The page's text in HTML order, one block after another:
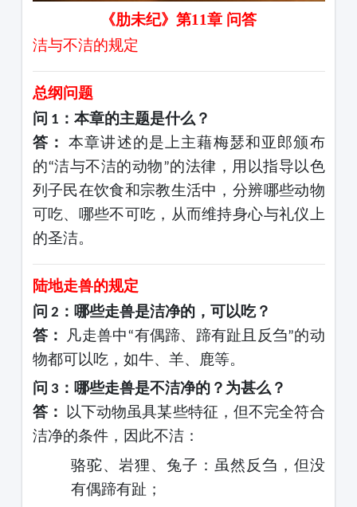
《肋未纪》第11章 问答
洁与不洁的规定
总纲问题
问 1 ：本章的主题是什么？
答：
本章讲述的是上主藉梅瑟和亚郎颁布
的“洁与不洁的动物”的法律，用以指导以色
列子民在饮食和宗教生活中，分辨哪些动物
可吃、哪些不可吃，从而维持身心与礼仪上
的圣洁。
陆地走兽的规定
问 2 ：哪些走兽是洁净的，可以吃？
答：
凡走兽中“有偶蹄、蹄有趾且反刍”的动
物都可以吃，如牛、羊、鹿等。
问 3 ：哪些走兽是不洁净的？为甚么？
答： 以下动物虽具某些特征，但不完全符合
洁净的条件，因此不洁：
骆驼、岩狸、兔子：虽然反刍，但没
有偶蹄有趾；